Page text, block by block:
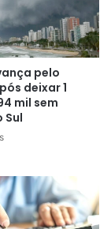
Biocombustíveis
ampliar a
valor à
na geração
pelo
deixar 1
mil sem
Sul